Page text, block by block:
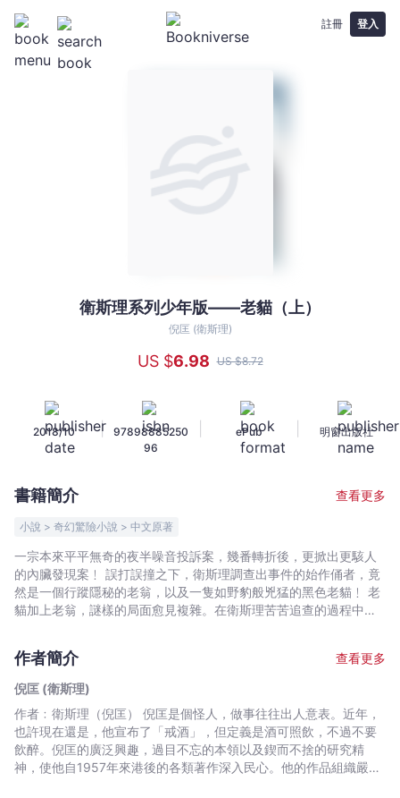
註冊 登入
老
貓
-
倪
匡
斯
-
文
宇
宙
衛斯理系列少年版——老貓（上）
倪匡 (衛斯理)
US $6.98 US $8.72
2018/10 |
97898885250
96
ePub 明窗出版社
書籍簡介 查看更多
小說 > 奇幻驚險小說 > 中文原著
一宗本來平平無奇的夜半噪音投訴案，幾番轉折後，更掀出更駭人
的內臟發現案﹗ 誤打誤撞之下，衛斯理調查出事件的始作俑者，竟
然是一個行蹤隱秘的老翁，以及一隻如野豹般兇猛的黑色老貓﹗ 老
貓加上老翁，謎樣的局面愈見複雜。在衛斯理苦苦追查的過程中，
作者簡介
查看更多
倪匡 (衛斯理)
作者﹕衛斯理（倪匡） 倪匡是個怪人，做事往往出人意表。近年，
也許現在還是，他宣布了「戒酒」，但定義是酒可照飲，不過不要
飲醉。倪匡的廣泛興趣，過目不忘的本領以及鍥而不捨的研究精
神，使他自1957年來港後的各類著作深入民心。他的作品組織嚴謹